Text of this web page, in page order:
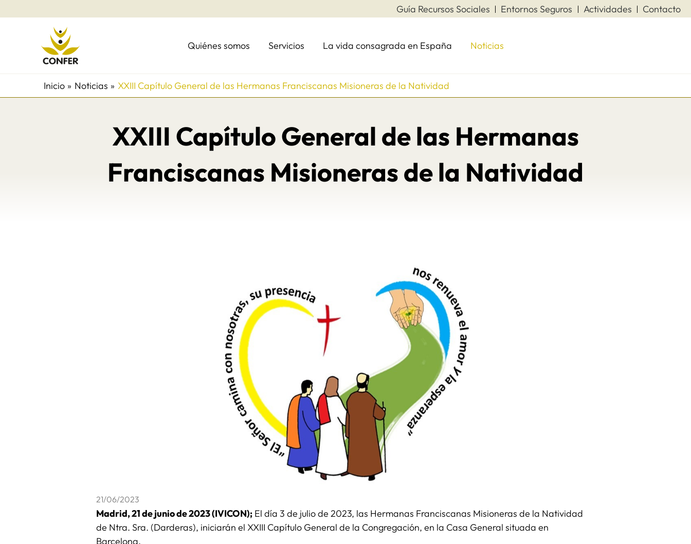
al
Guía Recursos Sociales Entornos Seguros Actividades Contacto
Quiénes somos Servicios La vida consagrada en España Noticias
Inicio Noticias XXIII Capítulo General de las Hermanas Franciscanas Misioneras de la Natividad
XXIII Capítulo General de las Hermanas
Franciscanas Misioneras de la Natividad
21/06/2023
Madrid, 21 de junio de 2023 (IVICON); El día 3 de julio de 2023, las Hermanas Franciscanas Misioneras de la Natividad
de Ntra. Sra. (Darderas), iniciarán el XXIII Capítulo General de la Congregación, en la Casa General situada en
Barcelona.